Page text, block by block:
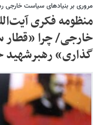
مروری بر بنیادهای سیاست خارجی
منظومه فکری
خارجی/ چرا
گذاری»